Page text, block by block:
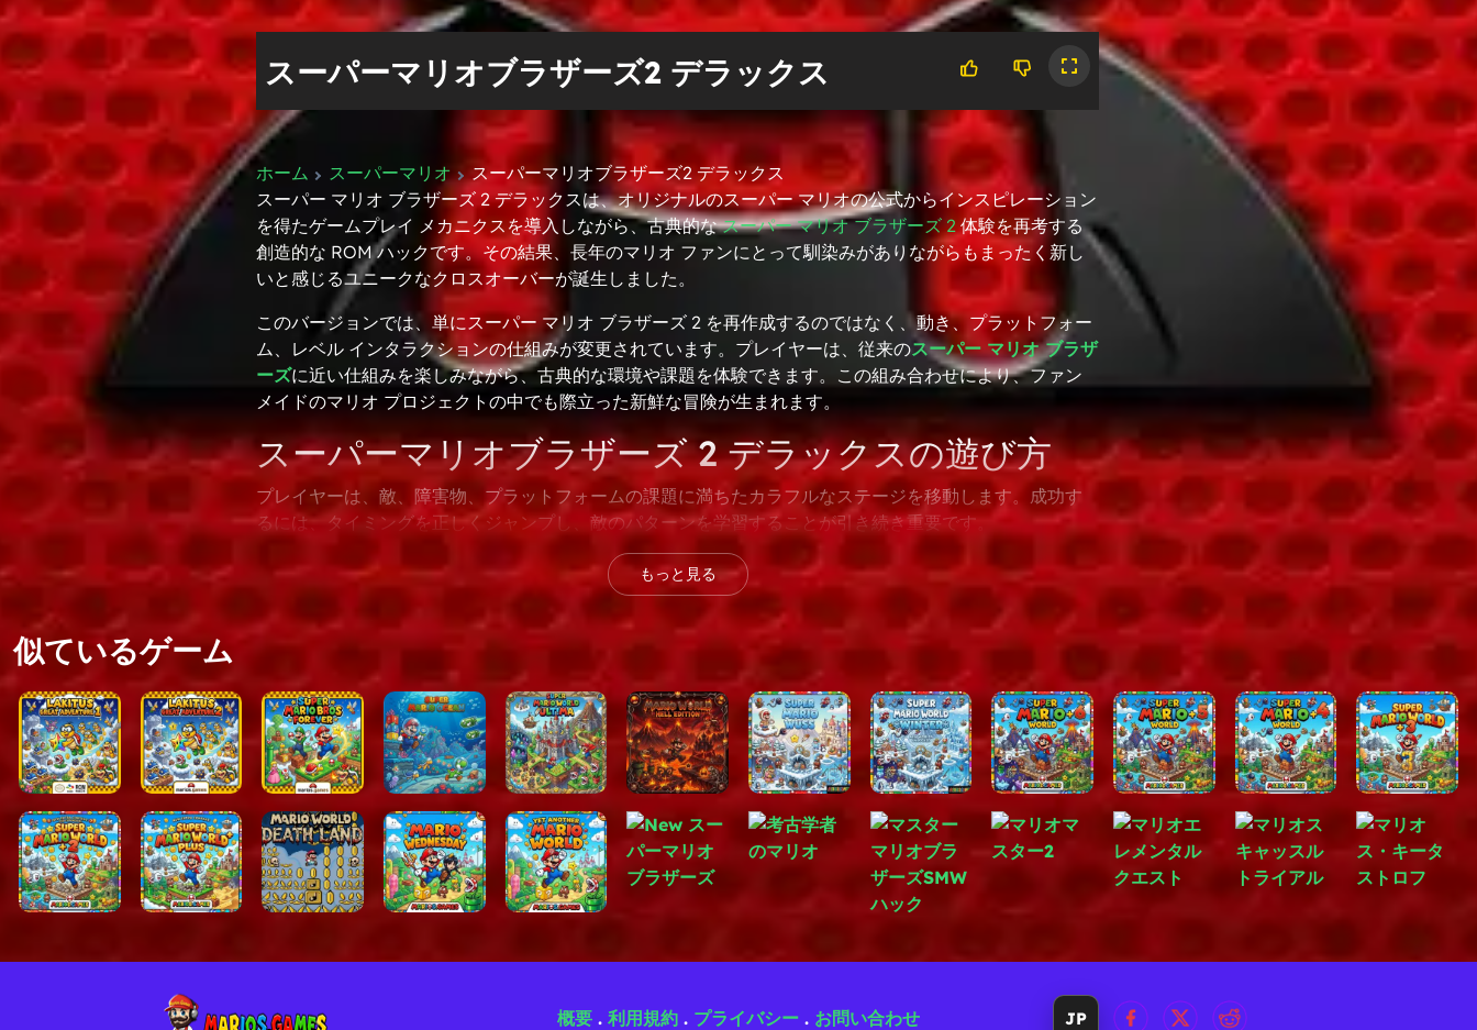
スーパーマリオブラザーズ2 デラックス
ホーム スーパーマリオ
スーパーマリオブラザーズ2 デラックス
スーパー マリオ ブラザーズ 2 デラックスは、オリジナルのスーパー マリオの公式からインスピレーション
を得たゲームプレイ メカニクスを導入しながら、古典的なスーパー マリオ ブラザーズ 2体験を再考する
創造的な ROM ハックです。その結果、長年のマリオ ファンにとって馴染みがありながらもまったく新し
いと感じるユニークなクロスオーバーが誕生しました。
このバージョンでは、単にスーパー マリオ ブラザーズ 2 を再作成するのではなく、動き、プラットフォー
ム、レベル インタラクションの仕組みが変更されています。プレイヤーは、従来のスーパー マリオ ブラザ
ーズに近い仕組みを楽しみながら、古典的な環境や課題を体験できます。この組み合わせにより、ファン
メイドのマリオ プロジェクトの中でも際立った新鮮な冒険が生まれます。
スーパーマリオブラザーズ 2 デラックスの遊び方
プレイヤーは、敵、障害物、プラットフォームの課題に満ちたカラフルなステージを移動します。成功す
るには、タイミングを正しくジャンプし、敵のパターンを学習することが引き続き重要です。
更新されたメカニズムにより、おなじみのレベルが違ったものに感じられ、プレイヤーは以前のマリオの
冒険から学んだ戦略を再考することができます。
主なゲームプレイ要素は次のとおりです。
<リ>
クラシックなプラットフォーム アクション
<リ>
動作メカニズムの改善
<リ>
クリエイティブな ROM ハック デザイン
<リ>
おなじみのマリオスタイルのチャレンジ
<リ>
もっと見る
似ているゲーム
概要 . 利用規約 . プライバシー . お問い合わせ JP